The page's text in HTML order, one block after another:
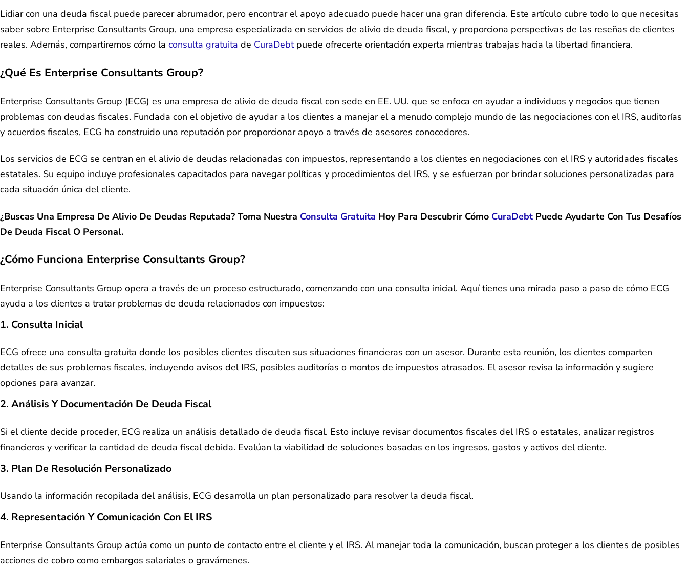
Lidiar con una deuda fiscal puede parecer abrumador, pero encontrar el apoyo adecuado puede hacer una gran diferencia. Este artículo cubre todo lo que necesitas
saber sobre Enterprise Consultants Group, una empresa especializada en servicios de alivio de deuda fiscal, y proporciona perspectivas de las reseñas de clientes
reales. Además, compartiremos cómo la consulta gratuita de CuraDebtpuede ofrecerte orientación experta mientras trabajas hacia la libertad financiera.
¿Qué Es Enterprise Consultants Group?
Enterprise Consultants Group (ECG) es una empresa de alivio de deuda fiscal con sede en EE. UU. que se enfoca en ayudar a individuos y negocios que tienen
problemas con deudas fiscales. Fundada con el objetivo de ayudar a los clientes a manejar el a menudo complejo mundo de las negociaciones con el IRS, auditorías
y acuerdos fiscales, ECG ha construido una reputación por proporcionar apoyo a través de asesores conocedores.
Los servicios de ECG se centran en el alivio de deudas relacionadas con impuestos, representando a los clientes en negociaciones con el IRS y autoridades fiscales
estatales. Su equipo incluye profesionales capacitados para navegar políticas y procedimientos del IRS, y se esfuerzan por brindar soluciones personalizadas para
cada situación única del cliente.
¿Buscas Una Empresa De Alivio De Deudas Reputada? Toma Nuestra Consulta Gratuita Hoy Para Descubrir Cómo CuraDebt Puede Ayudarte Con Tus Desafíos
De Deuda Fiscal O Personal.
¿Cómo Funciona Enterprise Consultants Group?
Enterprise Consultants Group opera a través de un proceso estructurado, comenzando con una consulta inicial. Aquí tienes una mirada paso a paso de cómo ECG
ayuda a los clientes a tratar problemas de deuda relacionados con impuestos:
1. Consulta Inicial
ECG ofrece una consulta gratuita donde los posibles clientes discuten sus situaciones financieras con un asesor. Durante esta reunión, los clientes comparten
detalles de sus problemas fiscales, incluyendo avisos del IRS, posibles auditorías o montos de impuestos atrasados. El asesor revisa la información y sugiere
opciones para avanzar.
2. Análisis Y Documentación De Deuda Fiscal
Si el cliente decide proceder, ECG realiza un análisis detallado de deuda fiscal. Esto incluye revisar documentos fiscales del IRS o estatales, analizar registros
financieros y verificar la cantidad de deuda fiscal debida. Evalúan la viabilidad de soluciones basadas en los ingresos, gastos y activos del cliente.
3. Plan De Resolución Personalizado
Usando la información recopilada del análisis, ECG desarrolla un plan personalizado para resolver la deuda fiscal.
4. Representación Y Comunicación Con El IRS
Enterprise Consultants Group actúa como un punto de contacto entre el cliente y el IRS. Al manejar toda la comunicación, buscan proteger a los clientes de posibles
acciones de cobro como embargos salariales o gravámenes.